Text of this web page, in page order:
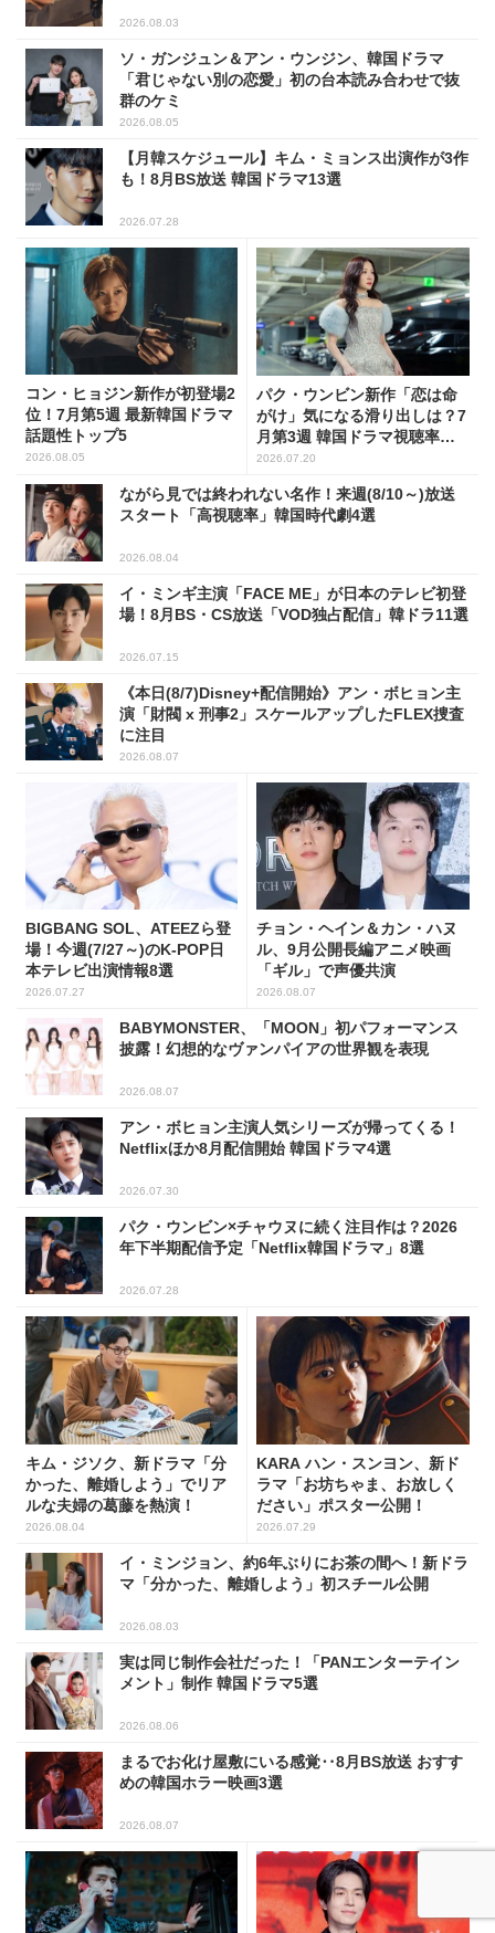
2026.08.03
ソ・ガンジュン＆アン・ウンジン、韓国ドラマ
「君じゃない別の恋愛」初の台本読み合わせで抜
群のケミ
2026.08.05
【月韓スケジュール】キム・ミョンス出演作が3作
も！8月BS放送 韓国ドラマ13選
2026.07.28
コン・ヒョジン新作が初登場2
位！7月第5週 最新韓国ドラマ
話題性トップ5
2026.08.05
パク・ウンビン新作「恋は命
がけ」気になる滑り出しは？7
月第3週 韓国ドラマ視聴率ラ
ンキング
2026.07.20
ながら見では終われない名作！来週(8/10～)放送
スタート「高視聴率」韓国時代劇4選
2026.08.04
イ・ミンギ主演「FACE ME」が日本のテレビ初登
場！8月BS・CS放送「VOD独占配信」韓ドラ11選
2026.07.15
《本日(8/7)Disney+配信開始》アン・ボヒョン主
演「財閥 x 刑事2」スケールアップしたFLEX捜査
に注目
2026.08.07
BIGBANG SOL、ATEEZら登
場！今週(7/27～)のK-POP日
本テレビ出演情報8選
2026.07.27
チョン・ヘイン＆カン・ハヌ
ル、9月公開長編アニメ映画
「ギル」で声優共演
2026.08.07
BABYMONSTER、「MOON」初パフォーマンス
披露！幻想的なヴァンパイアの世界観を表現
2026.08.07
アン・ボヒョン主演人気シリーズが帰ってくる！
Netflixほか8月配信開始 韓国ドラマ4選
2026.07.30
パク・ウンビン×チャウヌに続く注目作は？2026
年下半期配信予定「Netflix韓国ドラマ」8選
2026.07.28
キム・ジソク、新ドラマ「分
かった、離婚しよう」でリア
ルな夫婦の葛藤を熱演！
2026.08.04
KARA ハン・スンヨン、新ド
ラマ「お坊ちゃま、お放しく
ださい」ポスター公開！
2026.07.29
イ・ミンジョン、約6年ぶりにお茶の間へ！新ドラ
マ「分かった、離婚しよう」初スチール公開
2026.08.03
実は同じ制作会社だった！「PANエンターテイン
メント」制作 韓国ドラマ5選
2026.08.06
まるでお化け屋敷にいる感覚‥8月BS放送 おすす
めの韓国ホラー映画3選
2026.08.07